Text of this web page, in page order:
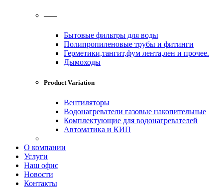
——
Бытовые фильтры для воды
Полипропиленовые трубы и фитинги
Герметики,тангит,фум лента,лен и прочее.
Дымоходы
Product Variation
Вентиляторы
Водонагреватели газовые накопительные
Комплектующие для водонагревателей
Автоматика и КИП
О компании
Услуги
Наш офис
Новости
Контакты